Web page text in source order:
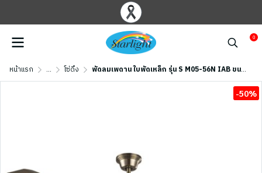
0
หน้าแรก ... โซ่ดึง พัดลมเพดาน ใบพัดเหล็ก รุ่น S M05-56N IAB ขนาด 56 นิ้ว สีทองรมดำ
-50%